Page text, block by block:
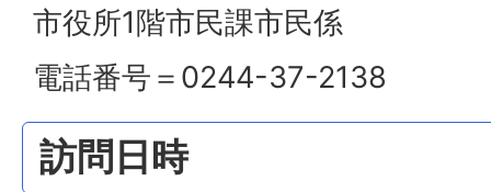
市役所1階市民課市民係
電話番号＝0244-37-2138
訪問日時